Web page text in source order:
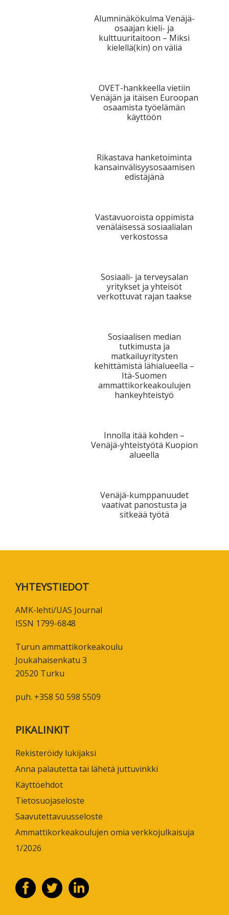
Alumninäkökulma Venäjä-
osaajan kieli- ja
kulttuuritaitoon – Miksi
kielellä(kin) on väliä
OVET-hankkeella vietiin
Venäjän ja itäisen Euroopan
osaamista työelämän
käyttöön
Rikastava hanketoiminta
kansainvälisyysosaamisen
edistäjänä
Vastavuoroista oppimista
venäläisessä sosiaalialan
verkostossa
Sosiaali- ja terveysalan
yritykset ja yhteisöt
verkottuvat rajan taakse
Sosiaalisen median
tutkimusta ja
matkailuyritysten
kehittämistä lähialueella –
Itä-Suomen
ammattikorkeakoulujen
hankeyhteistyö
Innolla itää kohden –
Venäjä-yhteistyötä Kuopion
alueella
Venäjä-kumppanuudet
vaativat panostusta ja
sitkeää työtä
Footer
YHTEYSTIEDOT
AMK-lehti/UAS Journal
ISSN 1799-6848
Turun ammattikorkeakoulu
Joukahaisenkatu 3
20520 Turku
puh. +358 50 598 5509
PIKALINKIT
Rekisteröidy lukijaksi
Anna palautetta tai lähetä juttuvinkki
Käyttöehdot
Tietosuojaseloste
Saavutettavuusseloste
Ammattikorkeakoulujen omia verkkojulkaisuja
1/2026